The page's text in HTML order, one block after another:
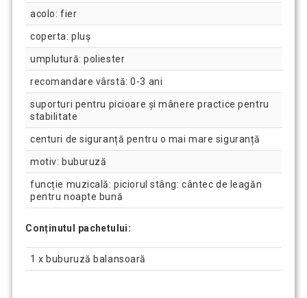
acolo: fier
coperta: pluș
umplutură: poliester
recomandare vârstă: 0-3 ani
suporturi pentru picioare și mânere practice pentru
stabilitate
centuri de siguranță pentru o mai mare siguranță
motiv: buburuză
funcție muzicală: piciorul stâng: cântec de leagăn
pentru noapte bună
Conținutul pachetului:
1 x buburuză balansoară